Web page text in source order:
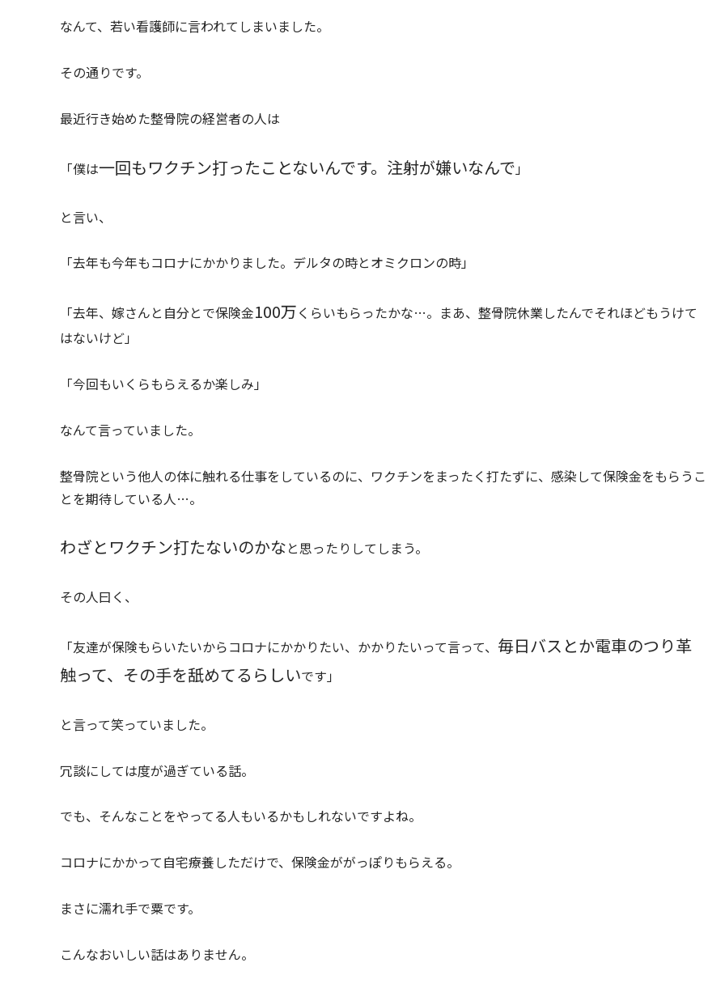
なんて、若い看護師に言われてしまいました。
その通りです。
最近行き始めた整骨院の経営者の人は
「僕は一回もワクチン打ったことないんです。注射が嫌いなんで」
と言い、
「去年も今年もコロナにかかりました。デルタの時とオミクロンの時」
「去年、嫁さんと自分とで保険金100万くらいもらったかな…。まあ、整骨院休業したんでそれほどもうけて
はないけど」
「今回もいくらもらえるか楽しみ」
なんて言っていました。
整骨院という他人の体に触れる仕事をしているのに、ワクチンをまったく打たずに、感染して保険金をもらうこ
とを期待している人…。
わざとワクチン打たないのかなと思ったりしてしまう。
その人曰く、
「友達が保険もらいたいからコロナにかかりたい、かかりたいって言って、 毎日バスとか電車のつり革
触って、その手を舐めてるらしいです」
と言って笑っていました。
冗談にしては度が過ぎている話。
でも、そんなことをやってる人もいるかもしれないですよね。
コロナにかかって自宅療養しただけで、保険金ががっぽりもらえる。
まさに濡れ手で粟です。
こんなおいしい話はありません。